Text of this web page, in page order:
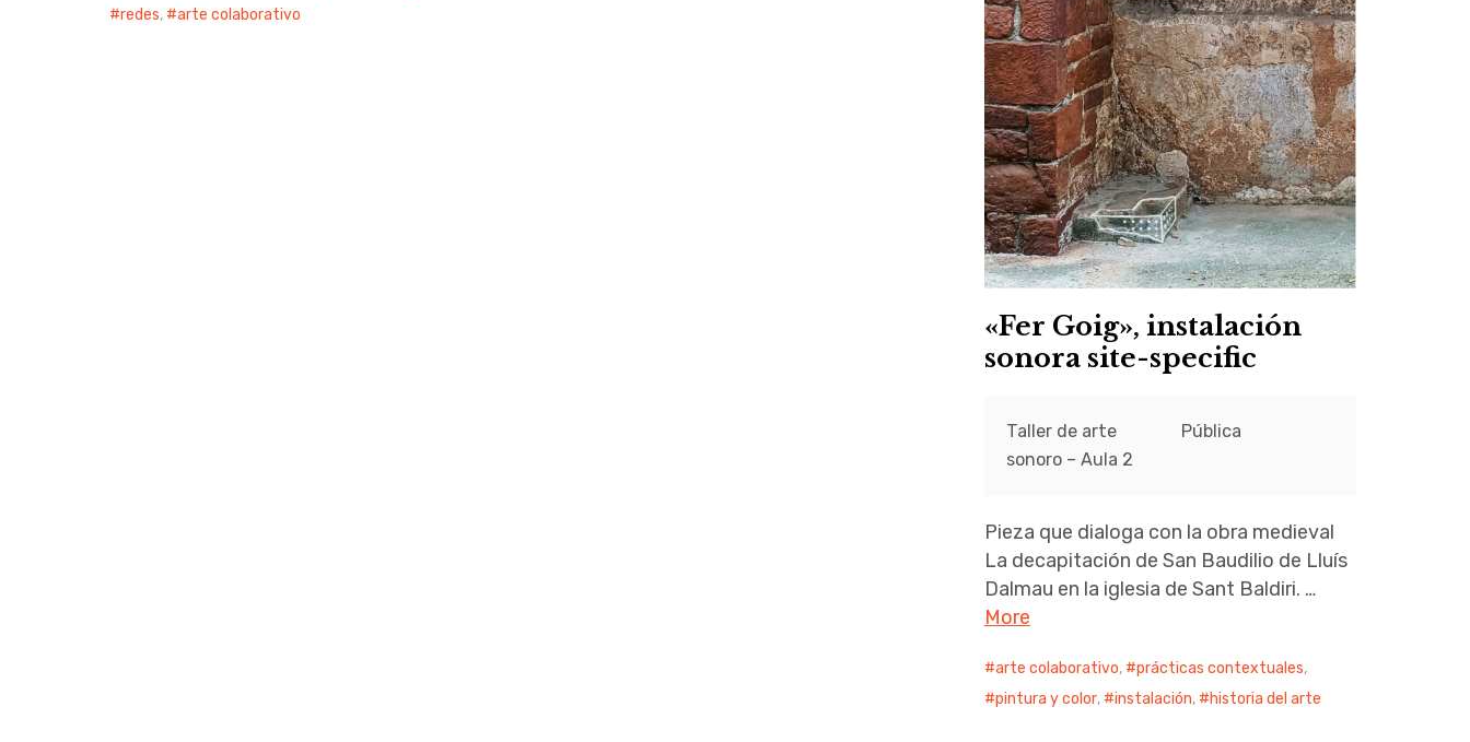
redes, arte colaborativo
«Fer Goig», instalación
sonora site-specific
Taller de arte
sonoro – Aula 2
Pública
Pieza que dialoga con la obra medieval
La decapitación de San Baudilio de Lluís
Dalmau en la iglesia de Sant Baldiri. …
More
arte colaborativo, prácticas contextuales,
pintura y color, instalación, historia del arte